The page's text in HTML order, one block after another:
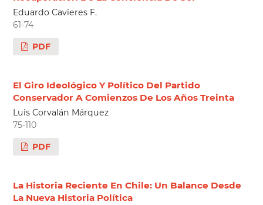
Eduardo Cavieres F.
61-74
PDF
El Giro Ideológico Y Político Del Partido
Conservador A Comienzos De Los Años Treinta
Luis Corvalán Márquez
75-110
PDF
La Historia Reciente En Chile: Un Balance Desde
La Nueva Historia Política